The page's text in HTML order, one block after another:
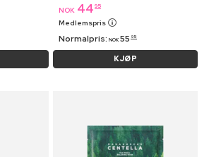
NOK 44 95
Medlemspris
Normalpris: NOK 55 95
KJØP